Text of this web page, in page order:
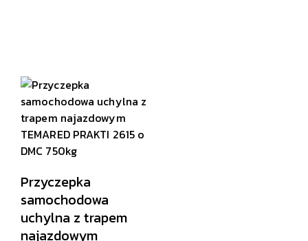
Przyczepka
samochodowa
uchylna z trapem
najazdowym